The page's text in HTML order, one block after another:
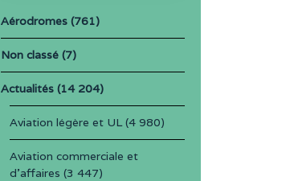
Aérodromes(761)
Non classé(7)
Actualités(14 204)
Aviation légère et UL(4 980)
Aviation commerciale et
d'affaires (3 447)